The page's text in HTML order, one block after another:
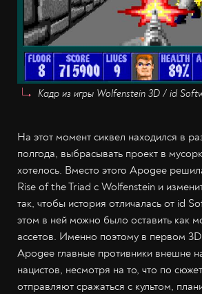
Кадр из игры Wolfenstein 3D / id
На этот момент сиквел находился в
полгода, выбрасывать проект в
хотелось. Вместо этого Apogee
Rise of the Triad с Wolfenstein и
так, чтобы история отличалась от id
этом в ней можно было оставить как
ассетов. Именно поэтому в первом
Apogee главные противники внешне
нацистов, несмотря на то, что по
отправляют сражаться с культом,